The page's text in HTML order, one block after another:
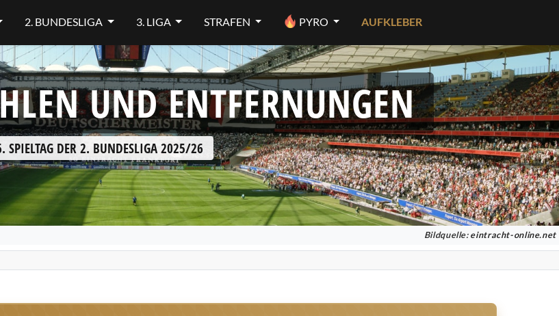
2. BUNDESLIGA 3. LIGA STRAFEN PYRO AUFKLEBER
UND ENTFERNUNGEN
SPIELTAG DER 2. BUNDESLIGA 2025/26
Bildquelle: eintracht-online.net